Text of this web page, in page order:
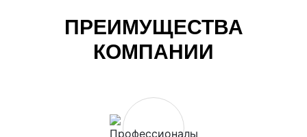
ПРЕИМУЩЕСТВА
КОМПАНИИ